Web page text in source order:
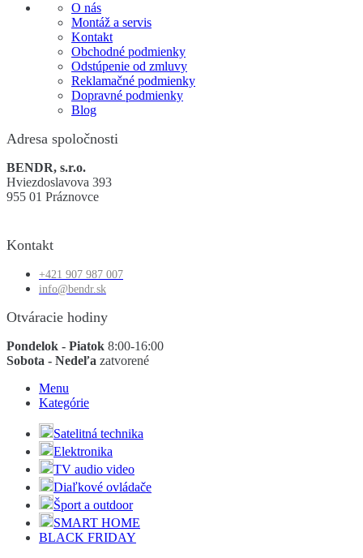
O nás
Montáž a servis
Kontakt
Obchodné podmienky
Odstúpenie od zmluvy
Reklamačné podmienky
Dopravné podmienky
Blog
Adresa spoločnosti
BENDR, s.r.o.
Hviezdoslavova 393
955 01 Práznovce
Kontakt
+421 907 987 007
info@bendr.sk
Otváracie hodiny
Pondelok - Piatok 8:00-16:00
Sobota - Nedeľa zatvorené
Menu
Kategórie
Satelitná technika
Elektronika
TV audio video
Diaľkové ovládače
Šport a outdoor
SMART HOME
BLACK FRIDAY